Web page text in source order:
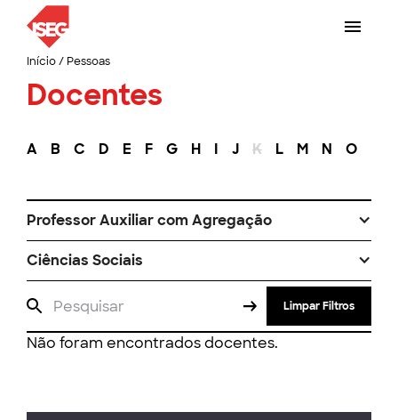
Início/ Pessoas
Docentes
A B C D E F G H I J K L M N O
Professor Auxiliar com Agregação
Ciências Sociais
Limpar Filtros
Não foram encontrados docentes.